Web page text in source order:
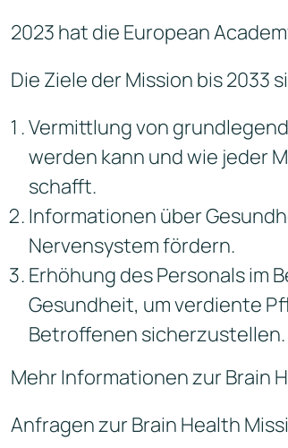
2023 hat die European
Die Ziele der Mission bis 2033
Vermittlung von
werden kann und wie jeder
schafft.
Informationen über
Nervensystem fördern.
Erhöhung des Personals im
Gesundheit, um verdiente
Betroffenen sicherzustellen.
Mehr Informationen zur Brain
Anfragen zur Brain Health